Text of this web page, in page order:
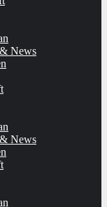
News
News